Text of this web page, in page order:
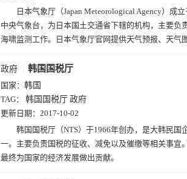
日本气象厅（Japan Meteorological Agency）成
中央气象台，为日本国土交通省下辖的机构，主要负
海啸监测工作。日本气象厅官网提供天气预报、天气
政府 韩国国税厅
国家： 韩国
TAG： 韩国国税厅 政府
更新日期： 2017-10-02
韩国国税厅（NTS）于1966年创办，是大韩民国
一。主要负责国税的征收、减免以及催缴等相关事宜
最终为国家的经济发展做出贡献。